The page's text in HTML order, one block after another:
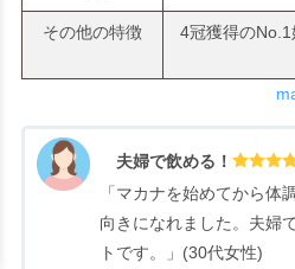
その他の特徴
4冠獲得の
夫婦で飲める！
「マカナを始めてから体
向きになれました。夫婦
トです。」(30代女性)